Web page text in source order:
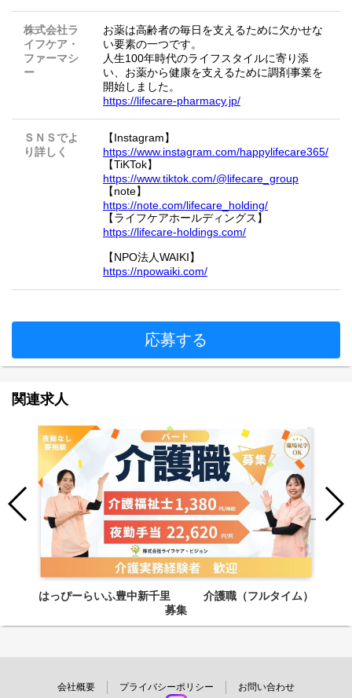
株式会社ラ
イフケア・
ファーマシ
ー
お薬は高齢者の毎日を支えるために欠かせな
い要素の一つです。
人生100年時代のライフスタイルに寄り添
い、お薬から健康を支えるために調剤事業を
開始しました。
https://lifecare-pharmacy.jp/
ＳＮＳでよ
り詳しく
【Instagram】
https://www.instagram.com/happylifecare365/
【TiKTok】
https://www.tiktok.com/@lifecare_group
【note】
https://note.com/lifecare_holding/
【ライフケアホールディングス】
https://lifecare-holdings.com/
【NPO法人WAIKI】
https://npowaiki.com/
応募する
関連求人
はっぴーらいふ豊中新千里 介護職（フルタイム）
募集
会社概要 プライバシーポリシー お問い合わせ